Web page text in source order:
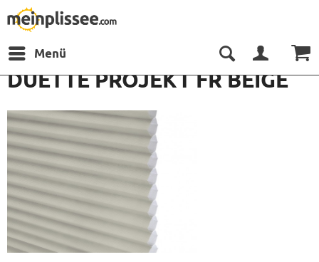
Menü
DUETTE PROJEKT FR BEIGE